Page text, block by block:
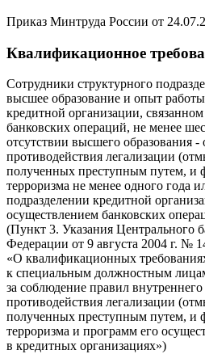
Приказ Минтруда России от
Квалификационное
Сотрудники структурного
высшее образование и опыт
кредитной организации,
банковских операций, не менее
отсутствии высшего образования
противодействия легализации
полученных преступным путем, и
терроризма не менее одного года
подразделении кредитной
осуществлением банковских
(Пункт 3. Указания Центрального
Федерации от 9 августа 2004 г. №
«О квалификационных
к специальным должностным
за соблюдение правил
противодействия легализации
полученных преступным путем, и
терроризма и программ его
в кредитных организациях»)